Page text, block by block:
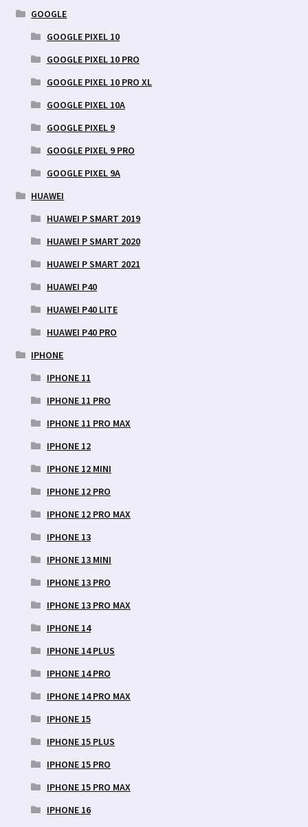
GOOGLE
GOOGLE PIXEL 10
GOOGLE PIXEL 10 PRO
GOOGLE PIXEL 10 PRO XL
GOOGLE PIXEL 10A
GOOGLE PIXEL 9
GOOGLE PIXEL 9 PRO
GOOGLE PIXEL 9A
HUAWEI
HUAWEI P SMART 2019
HUAWEI P SMART 2020
HUAWEI P SMART 2021
HUAWEI P40
HUAWEI P40 LITE
HUAWEI P40 PRO
IPHONE
IPHONE 11
IPHONE 11 PRO
IPHONE 11 PRO MAX
IPHONE 12
IPHONE 12 MINI
IPHONE 12 PRO
IPHONE 12 PRO MAX
IPHONE 13
IPHONE 13 MINI
IPHONE 13 PRO
IPHONE 13 PRO MAX
IPHONE 14
IPHONE 14 PLUS
IPHONE 14 PRO
IPHONE 14 PRO MAX
IPHONE 15
IPHONE 15 PLUS
IPHONE 15 PRO
IPHONE 15 PRO MAX
IPHONE 16